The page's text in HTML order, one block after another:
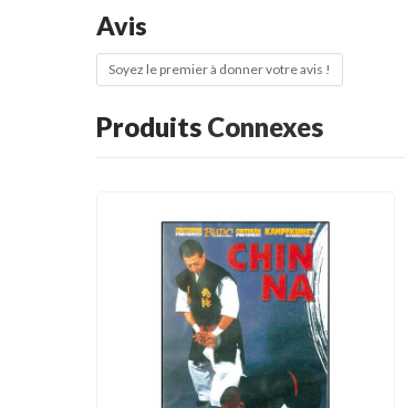
Avis
Soyez le premier à donner votre avis !
Produits Connexes